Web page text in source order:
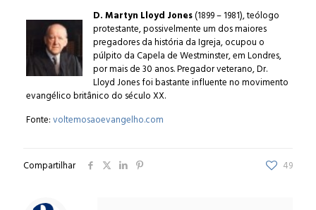
D. Martyn Lloyd Jones(1899 – 1981), teólogo
protestante, possivelmente um dos maiores
pregadores da história da Igreja, ocupou o
púlpito da Capela de Westminster, em Londres,
por mais de 30 anos. Pregador veterano, Dr.
Lloyd Jones foi bastante influente no movimento
evangélico britânico do século XX.
Fonte:voltemosaoevangelho.com
Compartilhar 49